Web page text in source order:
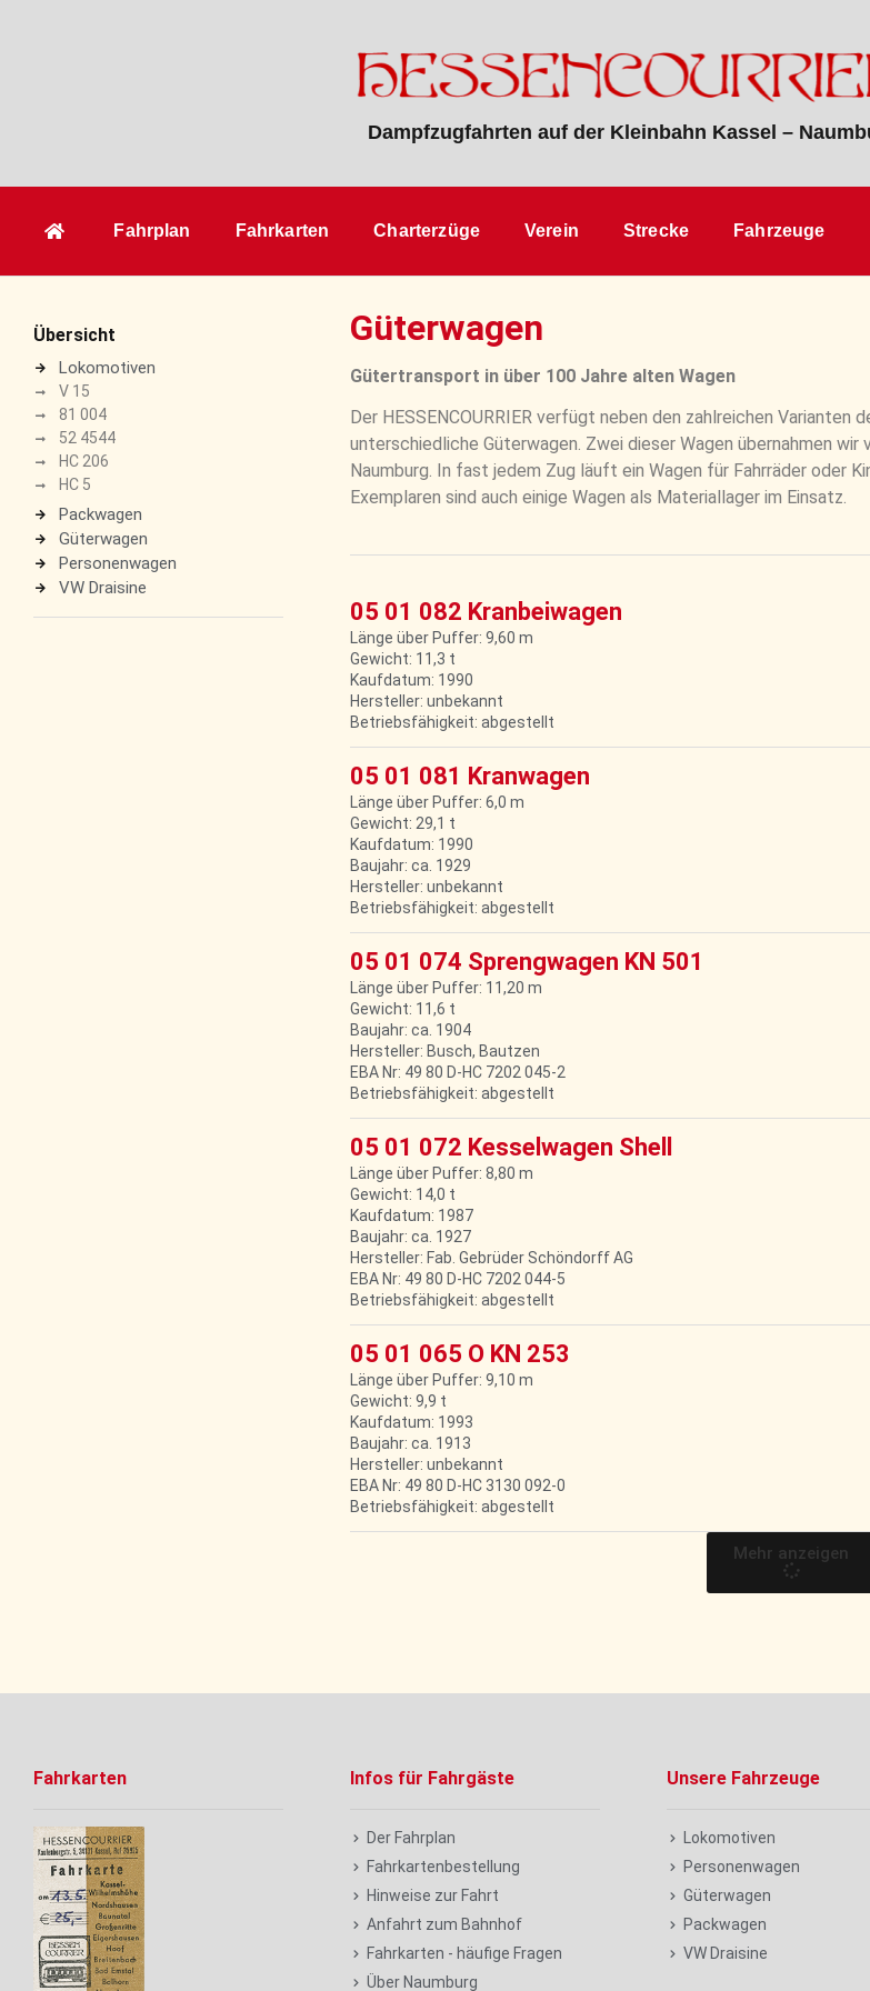
Dampfzugfahrten auf der Kleinbahn Kassel –
Fahrplan Fahrkarten Charterzüge Verein Strecke Fahrzeuge
Übersicht
Lokomotiven
V 15
81 004
52 4544
HC 206
HC 5
Packwagen
Güterwagen
Personenwagen
VW Draisine
Güterwagen
Gütertransport in über 100 Jahre alten Wagen
Der HESSENCOURRIER verfügt neben den zahlreichen Varianten
unterschiedliche Güterwagen. Zwei dieser Wagen übernahmen wir
Naumburg. In fast jedem Zug läuft ein Wagen für Fahrräder oder
Exemplaren sind auch einige Wagen als Materiallager im Einsatz.
05 01 082 Kranbeiwagen
Länge über Puffer: 9,60 m
Gewicht: 11,3 t
Kaufdatum: 1990
Hersteller: unbekannt
Betriebsfähigkeit: abgestellt
05 01 081 Kranwagen
Länge über Puffer: 6,0 m
Gewicht: 29,1 t
Kaufdatum: 1990
Baujahr: ca. 1929
Hersteller: unbekannt
Betriebsfähigkeit: abgestellt
05 01 074 Sprengwagen KN 501
Länge über Puffer: 11,20 m
Gewicht: 11,6 t
Baujahr: ca. 1904
Hersteller: Busch, Bautzen
EBA Nr: 49 80 D-HC 7202 045-2
Betriebsfähigkeit: abgestellt
05 01 072 Kesselwagen Shell
Länge über Puffer: 8,80 m
Gewicht: 14,0 t
Kaufdatum: 1987
Baujahr: ca. 1927
Hersteller: Fab. Gebrüder Schöndorff AG
EBA Nr: 49 80 D-HC 7202 044-5
Betriebsfähigkeit: abgestellt
05 01 065 O KN 253
Länge über Puffer: 9,10 m
Gewicht: 9,9 t
Kaufdatum: 1993
Baujahr: ca. 1913
Hersteller: unbekannt
EBA Nr: 49 80 D-HC 3130 092-0
Betriebsfähigkeit: abgestellt
Mehr anzeigen
Fahrkarten Infos für Fahrgäste
Der Fahrplan
Fahrkartenbestellung
Hinweise zur Fahrt
Anfahrt zum Bahnhof
Fahrkarten - häufige Fragen
Über Naumburg
Unsere Fahrzeuge
Lokomotiven
Personenwagen
Güterwagen
Packwagen
VW Draisine